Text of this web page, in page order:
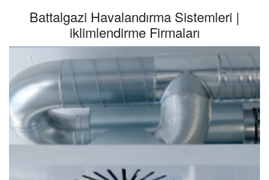
Battalgazi Havalandırma Sistemleri |
iklimlendirme Firmaları